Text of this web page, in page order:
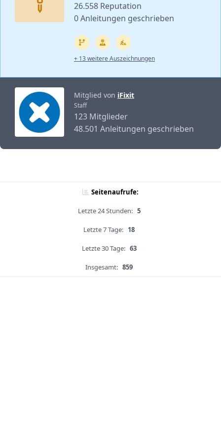
26.558 Reputation
0 Anleitungen geschrieben
+ 13 weitere Auszeichnungen
Mitglied von iFixit
Staff
123 Mitglieder
48.501 Anleitungen geschrieben
Seitenaufrufe:
Letzte 24 Stunden: 5
Letzte 7 Tage: 18
Letzte 30 Tage: 63
Insgesamt: 859